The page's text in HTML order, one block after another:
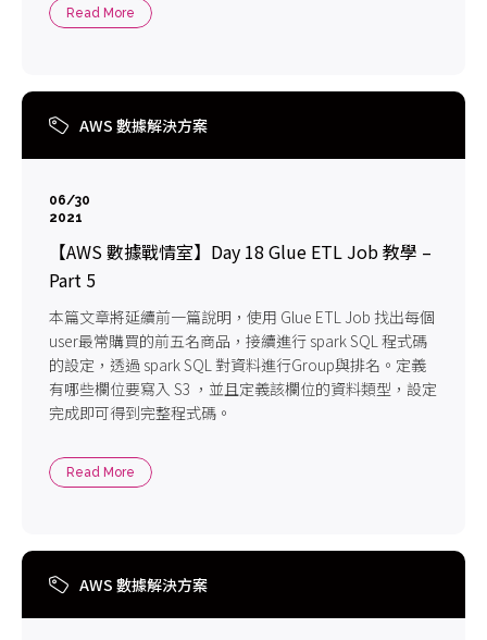
Read More
AWS 數據解決方案
06/30
2021
【AWS 數據戰情室】Day 18 Glue ETL Job 教學 –
Part 5
本篇文章將延續前一篇說明，使用 Glue ETL Job 找出每個
user最常購買的前五名商品，接續進行 spark SQL 程式碼
的設定，透過 spark SQL 對資料進行Group與排名。定義
有哪些欄位要寫入 S3 ，並且定義該欄位的資料類型，設定
完成即可得到完整程式碼。
Read More
AWS 數據解決方案